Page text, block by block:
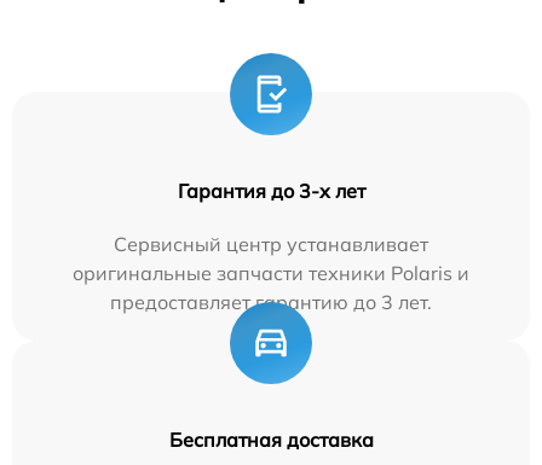
Гарантия до 3-х лет
Сервисный центр устанавливает
оригинальные запчасти техники Polaris и
предоставляет гарантию до 3 лет.
Бесплатная доставка